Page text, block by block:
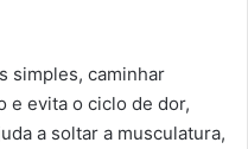
simples, caminhar
e evita o ciclo de dor,
a soltar a musculatura,